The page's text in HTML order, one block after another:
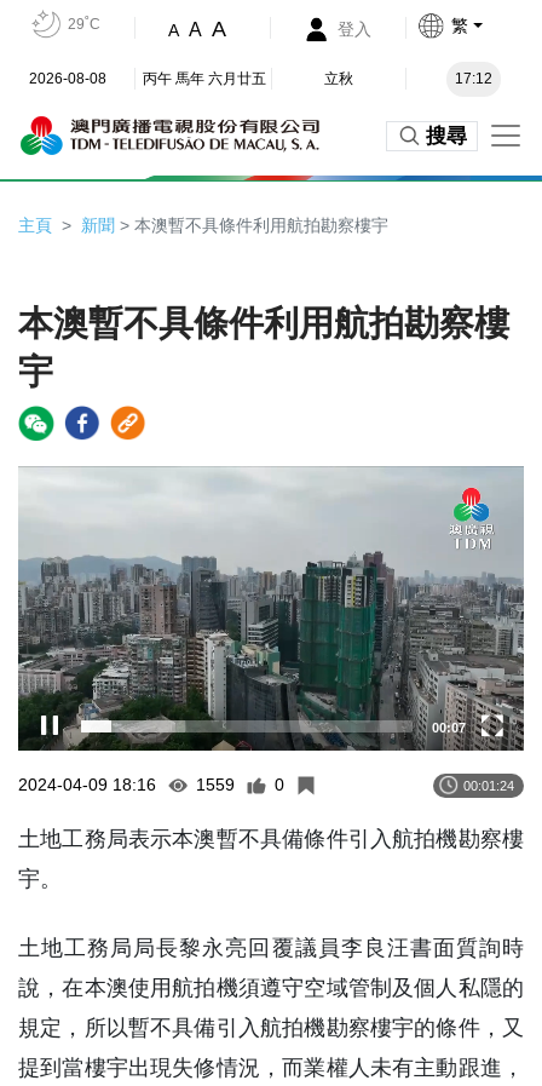
29˚C A A A 登入 繁
2026-08-08 丙午 馬年 六月廿五 立秋 17:12
搜尋
主頁 新聞 > 本澳暫不具條件利用航拍勘察樓宇
本澳暫不具條件利用航拍勘察樓
宇
00:08
2024-04-09 18:16 1559 0 00:01:24
土地工務局表示本澳暫不具備條件引入航拍機勘察樓
宇。
土地工務局局長黎永亮回覆議員李良汪書面質詢時
說，在本澳使用航拍機須遵守空域管制及個人私隱的
規定，所以暫不具備引入航拍機勘察樓宇的條件，又
提到當樓宇出現失修情況，而業權人未有主動跟進，